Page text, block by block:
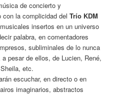
de concierto y
con la complicidad delTrío KDM
insertos en un universo
palabra, en comentadores
subliminales de lo nunca
pesar de ellos, de Lucien, René,
etc.
escuchar, en directo o en
imaginarios, abstractos